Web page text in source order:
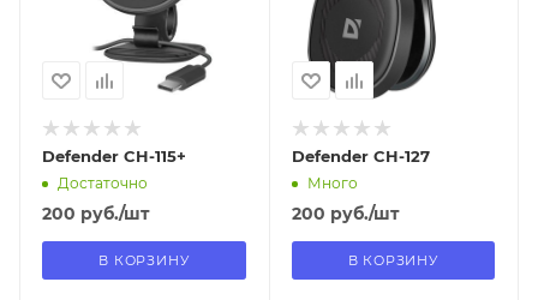
Defender CH-115+
Достаточно
200 руб./шт
В КОРЗИНУ
Нет
Defender CH-127
Много
200 руб./шт
В КОРЗИНУ